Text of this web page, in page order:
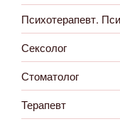
Психотерапевт.
Сексолог
Стоматолог
Терапевт